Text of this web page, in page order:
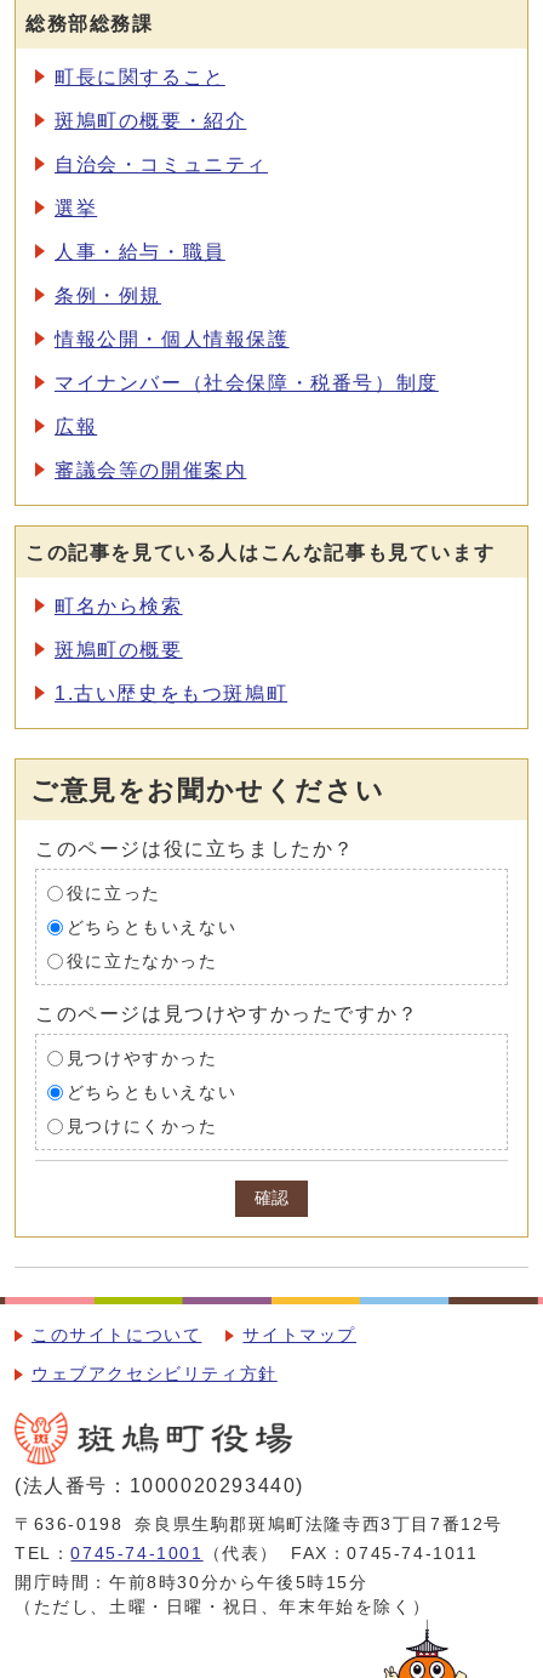
総務部総務課
町長に関すること
斑鳩町の概要・紹介
自治会・コミュニティ
選挙
人事・給与・職員
条例・例規
情報公開・個人情報保護
マイナンバー（社会保障・税番号）制度
広報
審議会等の開催案内
この記事を見ている人はこんな記事も見ています
町名から検索
斑鳩町の概要
1.古い歴史をもつ斑鳩町
ご意見をお聞かせください
このページは役に立ちましたか？
役に立った
どちらともいえない
役に立たなかった
このページは見つけやすかったですか？
見つけやすかった
どちらともいえない
見つけにくかった
確認
このサイトについて サイトマップ
ウェブアクセシビリティ方針
(法人番号：1000020293440)
〒636-0198
奈良県生駒郡斑鳩町法隆寺西3丁目7番12号
TEL：0745-74-1001 （代表）
FAX：0745-74-1011
開庁時間：午前8時30分から午後5時15分
（ただし、土曜・日曜・祝日、年末年始を除く）